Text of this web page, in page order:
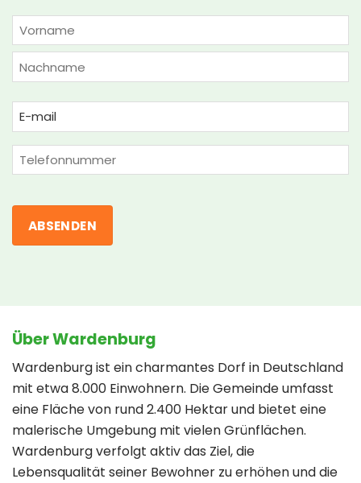
NAME
(ERFORDERLICH)
Vorname
Email
(erforderlich)
Phone
Über Wardenburg
Wardenburg ist ein charmantes Dorf in Deutschland
mit etwa 8.000 Einwohnern. Die Gemeinde umfasst
eine Fläche von rund 2.400 Hektar und bietet eine
malerische Umgebung mit vielen Grünflächen.
Wardenburg verfolgt aktiv das Ziel, die
Lebensqualität seiner Bewohner zu erhöhen und die